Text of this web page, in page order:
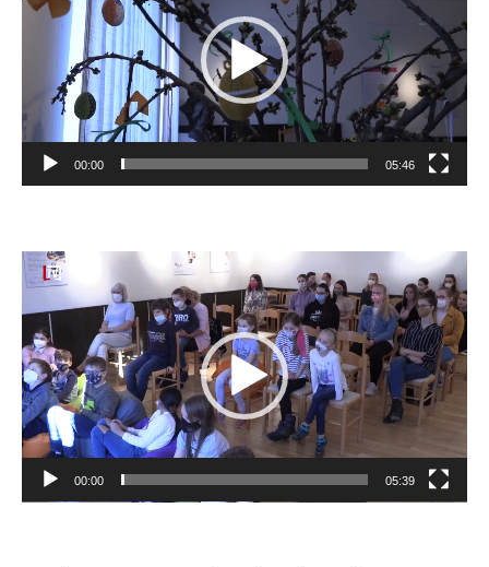
00:00 05:46
Video
prehrávač
00:00 05:39